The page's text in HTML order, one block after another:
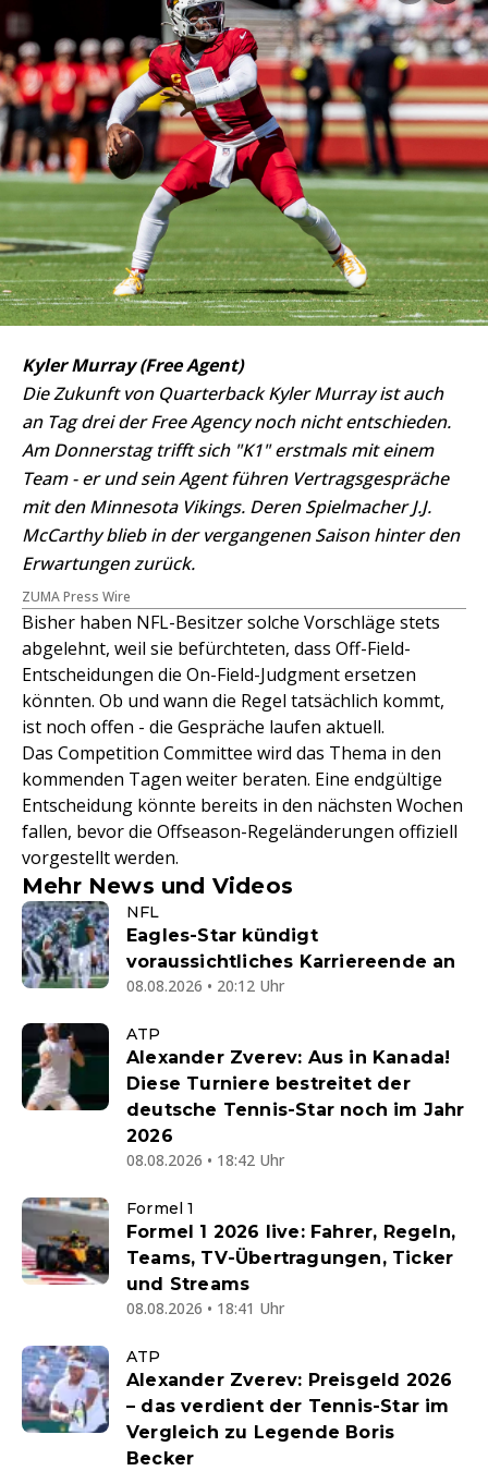
Kyler Murray (Free Agent)
Die Zukunft von Quarterback Kyler Murray ist auch
an Tag drei der Free Agency noch nicht entschieden.
Am Donnerstag trifft sich "K1" erstmals mit einem
Team - er und sein Agent führen Vertragsgespräche
mit den Minnesota Vikings. Deren Spielmacher J.J.
McCarthy blieb in der vergangenen Saison hinter den
Erwartungen zurück.
ZUMA Press Wire
Bisher haben NFL-Besitzer solche Vorschläge stets
abgelehnt, weil sie befürchteten, dass Off-Field-
Entscheidungen die On-Field-Judgment ersetzen
könnten. Ob und wann die Regel tatsächlich kommt,
ist noch offen - die Gespräche laufen aktuell.
Das Competition Committee wird das Thema in den
kommenden Tagen weiter beraten. Eine endgültige
Entscheidung könnte bereits in den nächsten Wochen
fallen, bevor die Offseason-Regeländerungen offiziell
vorgestellt werden.
Mehr News und Videos
NFL
Eagles-Star kündigt
voraussichtliches Karriereende an
08.08.2026 • 20:12 Uhr
ATP
Alexander Zverev: Aus in Kanada!
Diese Turniere bestreitet der
deutsche Tennis-Star noch im Jahr
2026
08.08.2026 • 18:42 Uhr
Formel 1
Formel 1 2026 live: Fahrer, Regeln,
Teams, TV-Übertragungen, Ticker
und Streams
08.08.2026 • 18:41 Uhr
ATP
Alexander Zverev: Preisgeld 2026
– das verdient der Tennis-Star im
Vergleich zu Legende Boris
Becker